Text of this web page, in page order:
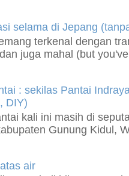
selama di Jepang
terkenal dengan
juga mahal (but
: sekilas Pantai
DIY)
kali ini masih di
Gunung Kidul,
air